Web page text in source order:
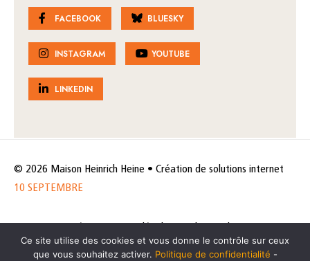
FACEBOOK BLUESKY
INSTAGRAM YOUTUBE
LINKEDIN
© 2026 Maison Heinrich Heine • Création de solutions internet
10 SEPTEMBRE
de données
Politique des cookies
Ce site utilise des cookies et vous donne le contrôle sur ceux
que vous souhaitez activer. Politique de confidentialité -